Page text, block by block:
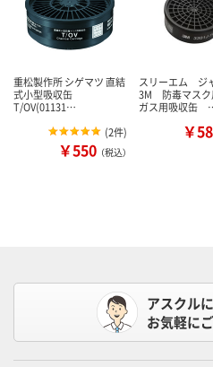
重松製作所 シゲマツ 直結
式小型吸収缶
T/OV(01131…
(2件)
￥550 （税込）
スリーエム ジ
3M 防毒マス
ガス用吸収缶
￥
アスクル
お気軽に